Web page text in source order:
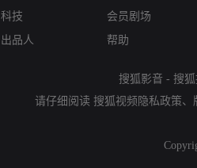
科技
出品人
会员剧场
帮助
搜狐影音 - 搜
请仔细阅读 搜狐视频隐私政策、